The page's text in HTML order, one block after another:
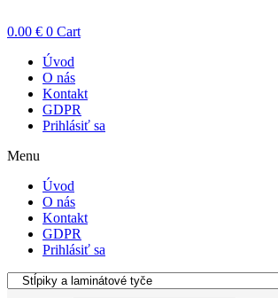
0.00 € 0 Cart
Úvod
O nás
Kontakt
GDPR
Prihlásiť sa
Menu
Úvod
O nás
Kontakt
GDPR
Prihlásiť sa